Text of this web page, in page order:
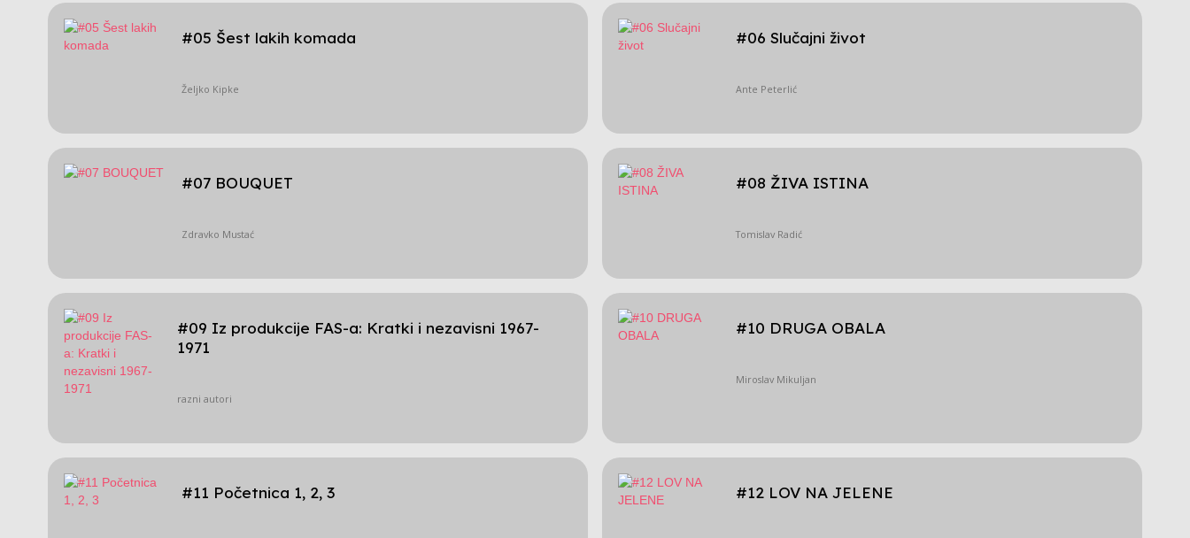
#05 Šest lakih komada
Željko Kipke
#06 Slučajni život
Ante Peterlić
#07 BOUQUET
Zdravko Mustać
#08 ŽIVA ISTINA
Tomislav Radić
#09 Iz produkcije FAS-a: Kratki i nezavisni 1967-
1971
razni autori
#10 DRUGA OBALA
Miroslav Mikuljan
#11 Početnica 1, 2, 3 #12 LOV NA JELENE